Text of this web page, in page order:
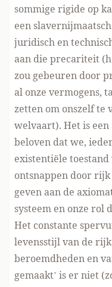
sommige rigide op
een
juridisch en
aan die precariteit
zou gebeuren door
al onze vermogens,
zetten om onszelf te
welvaart). Het is
beloven dat we,
existentiële
ontsnappen door
geven aan de
systeem en onze rol
Het constante
levensstijl van de
beroemdheden en
gemaakt’ is er niet